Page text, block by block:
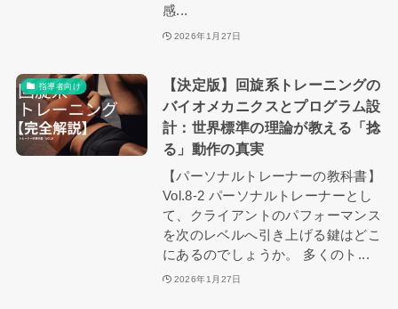
感...
2026年1月27日
指導者向け
【決定版】回旋系トレーニングの
バイオメカニクスとプログラム設
計：世界標準の理論が教える「捻
る」動作の真実
【パーソナルトレーナーの教科書】
Vol.8-2 パーソナルトレーナーとし
て、クライアントのパフォーマンス
を次のレベルへ引き上げる鍵はどこ
にあるのでしょうか。 多くのト...
2026年1月27日